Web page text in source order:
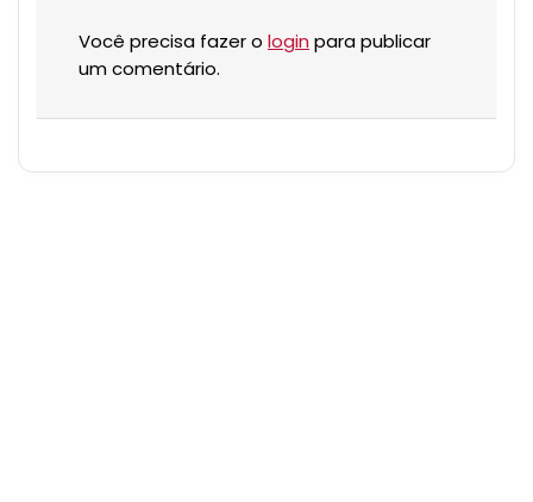
Você precisa fazer o login para publicar
um comentário.